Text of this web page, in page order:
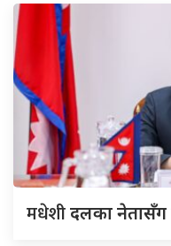
मधेशीदलका नेतासँग